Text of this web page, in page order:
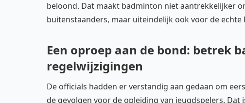
beloond. Dat maakt badminton niet aantrekkelijker
buitenstaanders, maar uiteindelijk ook voor de echte
Een oproep aan de bond: betrek
regelwijzigingen
De officials hadden er verstandig aan gedaan om
de gevolgen voor de opleiding van jeugdspelers.